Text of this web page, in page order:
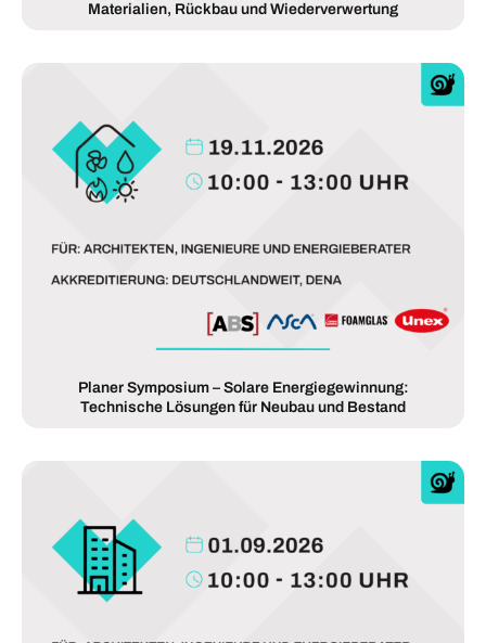
Materialien, Rückbau und Wiederverwertung
Planer Symposium – Solare Energiegewinnung:
Technische Lösungen für Neubau und Bestand